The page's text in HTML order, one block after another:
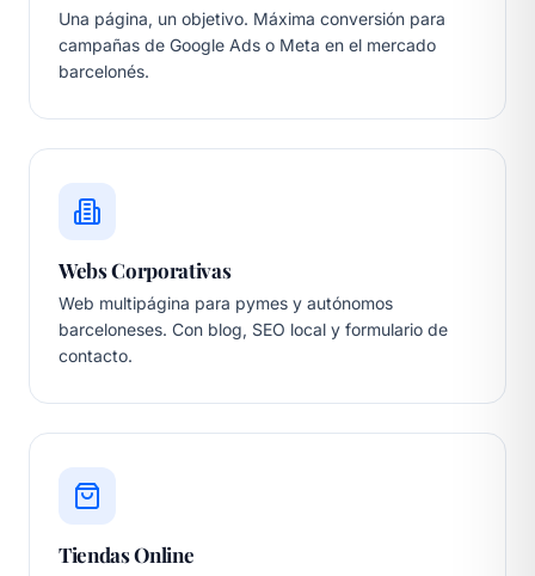
Una página, un objetivo. Máxima conversión para
campañas de Google Ads o Meta en el mercado
barcelonés.
Webs Corporativas
Web multipágina para pymes y autónomos
barceloneses. Con blog, SEO local y formulario de
contacto.
Tiendas Online